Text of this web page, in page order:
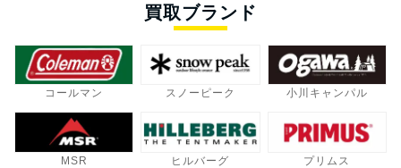
買取ブランド
コールマン スノーピーク 小川キャンパル
MSR ヒルバーグ プリムス